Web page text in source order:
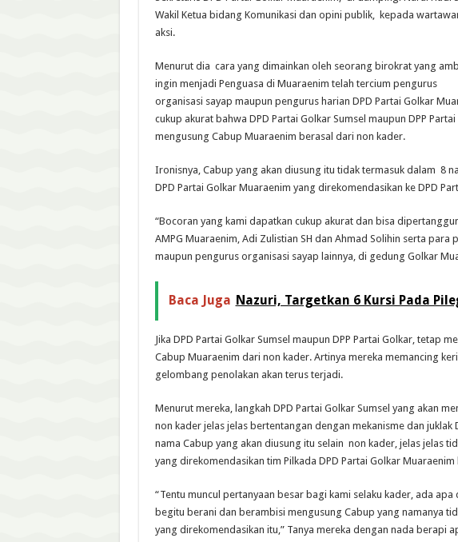
Wakil Ketua bidang Komunikasi dan opini publik, kepada
aksi.
Menurut dia cara yang dimainkan oleh seorang birokrat yang
ingin menjadi Penguasa di Muaraenim telah tercium pengurus
organisasi sayap maupun pengurus harian DPD Partai Golkar
cukup akurat bahwa DPD Partai Golkar Sumsel maupun DPP
mengusung Cabup Muaraenim berasal dari non kader.
Ironisnya, Cabup yang akan diusung itu tidak termasuk dalam 8
DPD Partai Golkar Muaraenim yang direkomendasikan ke DPD
“Bocoran yang kami dapatkan cukup akurat dan bisa
AMPG Muaraenim, Adi Zulistian SH dan Ahmad Solihin serta para
maupun pengurus organisasi sayap lainnya, di gedung Golkar
Baca Juga Nazuri, Targetkan 6 Kursi Pada
Jika DPD Partai Golkar Sumsel maupun DPP Partai Golkar, tetap
Cabup Muaraenim dari non kader. Artinya mereka memancing
gelombang penolakan akan terus terjadi.
Menurut mereka, langkah DPD Partai Golkar Sumsel yang akan
non kader jelas jelas bertentangan dengan mekanisme dan juklak
nama Cabup yang akan diusung itu selain non kader, jelas jelas
yang direkomendasikan tim Pilkada DPD Partai Golkar Muaraenim
“Tentu muncul pertanyaan besar bagi kami selaku kader, ada apa
begitu berani dan berambisi mengusung Cabup yang namanya
yang direkomendasikan itu,” Tanya mereka dengan nada berapi